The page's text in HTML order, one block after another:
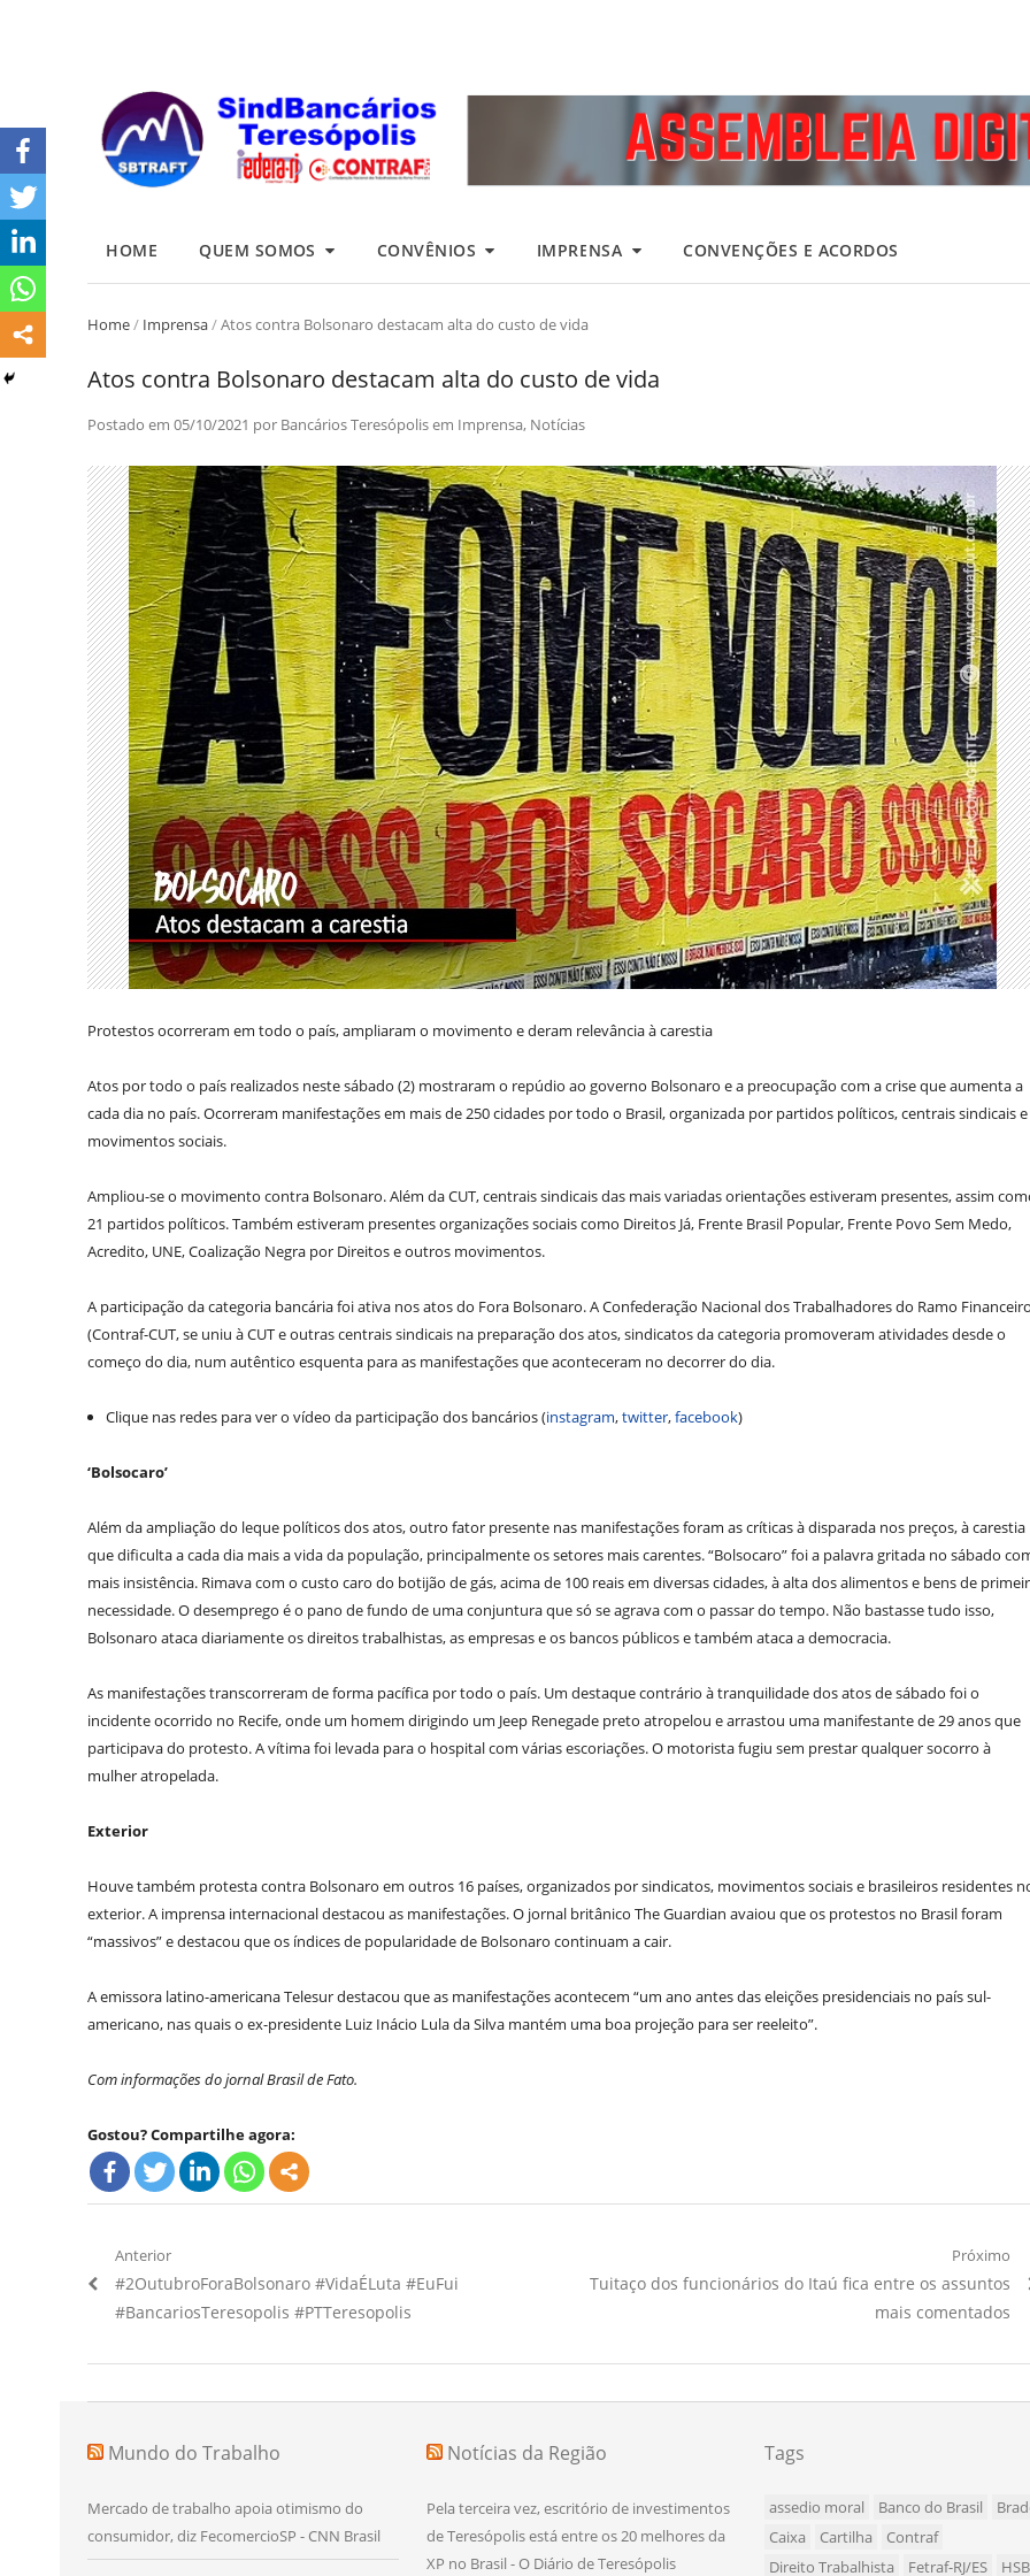
HOME QUEM SOMOS CONVÊNIOS IMPRENSA CONVENÇÕES E ACORDOS
Home/ Imprensa/Atos contra Bolsonaro destacam alta do custo de vida
Atos contra Bolsonaro destacam alta do custo de vida
Postado em 05/10/2021 por Bancários Teresópolisem Imprensa, Notícias
Protestos ocorreram em todo o país, ampliaram o movimento e deram relevância à carestia
Atos por todo o país realizados neste sábado (2) mostraram o repúdio ao governo Bolsonaro e a preocupação com a crise que aumenta a
cada dia no país. Ocorreram manifestações em mais de 250 cidades por todo o Brasil, organizada por partidos políticos, centrais sindicais e
movimentos sociais.
Ampliou-se o movimento contra Bolsonaro. Além da CUT, centrais sindicais das mais variadas orientações estiveram presentes, assim
21 partidos políticos. Também estiveram presentes organizações sociais como Direitos Já, Frente Brasil Popular, Frente Povo Sem Medo,
Acredito, UNE, Coalização Negra por Direitos e outros movimentos.
A participação da categoria bancária foi ativa nos atos do Fora Bolsonaro. A Confederação Nacional dos Trabalhadores do Ramo
(Contraf-CUT, se uniu à CUT e outras centrais sindicais na preparação dos atos, sindicatos da categoria promoveram atividades desde o
começo do dia, num autêntico esquenta para as manifestações que aconteceram no decorrer do dia.
Clique nas redes para ver o vídeo da participação dos bancários (instagram,twitter,facebook)
‘Bolsocaro’
Além da ampliação do leque políticos dos atos, outro fator presente nas manifestações foram as críticas à disparada nos preços, à carestia
que dificulta a cada dia mais a vida da população, principalmente os setores mais carentes. “Bolsocaro” foi a palavra gritada no sábado
mais insistência. Rimava com o custo caro do botijão de gás, acima de 100 reais em diversas cidades, à alta dos alimentos e bens de
necessidade. O desemprego é o pano de fundo de uma conjuntura que só se agrava com o passar do tempo. Não bastasse tudo isso,
Bolsonaro ataca diariamente os direitos trabalhistas, as empresas e os bancos públicos e também ataca a democracia.
As manifestações transcorreram de forma pacífica por todo o país. Um destaque contrário à tranquilidade dos atos de sábado foi o
incidente ocorrido no Recife, onde um homem dirigindo um Jeep Renegade preto atropelou e arrastou uma manifestante de 29 anos que
participava do protesto. A vítima foi levada para o hospital com várias escoriações. O motorista fugiu sem prestar qualquer socorro à
mulher atropelada.
Exterior
Houve também protesta contra Bolsonaro em outros 16 países, organizados por sindicatos, movimentos sociais e brasileiros residentes
exterior. A imprensa internacional destacou as manifestações. O jornal britânico The Guardian avaiou que os protestos no Brasil foram
“massivos” e destacou que os índices de popularidade de Bolsonaro continuam a cair.
A emissora latino-americana Telesur destacou que as manifestações acontecem “um ano antes das eleições presidenciais no país sul-
americano, nas quais o ex-presidente Luiz Inácio Lula da Silva mantém uma boa projeção para ser reeleito”.
Com informações do jornal Brasil de Fato.
Gostou? Compartilhe agora:
Navegação
de
Anterior
Artigo
Anterior:
#2OutubroForaBolsonaro #VidaÉLuta #EuFui
#BancariosTeresopolis #PTTeresopolis
Próximo
Próximo
Tuitaço dos funcionários do Itaú fica entre os assuntos
mais comentados
Mundo do Trabalho
Mercado de trabalho apoia otimismo do
consumidor, diz FecomercioSP - CNN Brasil
Notícias da Região
Pela terceira vez, escritório de investimentos
de Teresópolis está entre os 20 melhores da
XP no Brasil - O Diário de Teresópolis
Tags
assedio moral Banco do Brasil
Caixa
Cartilha
Contraf
Direito Trabalhista
Fetraf-RJ/ES